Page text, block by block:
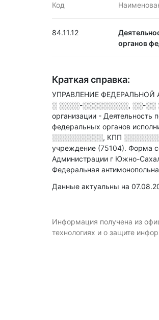
Код
84.11.12
органов
Краткая справка:
УПРАВЛЕНИЕ ФЕДЕРАЛЬНОЙ
░ ░░░░-░░░░░░░░░, ░░-░░
организации - Деятельность
федеральных органов
░░░░░░░░░░, КПП
учреждение (75104). Форма
Администрации г Южно-
Федеральная
Данные актуальны на
Информация получена из
технологиях и о защите